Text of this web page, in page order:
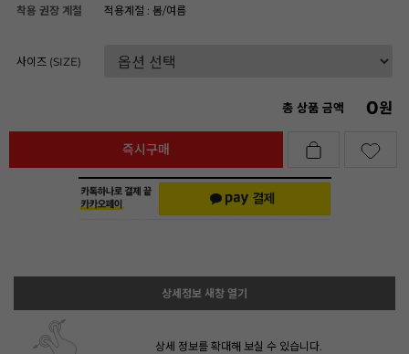
착용 권장 계절 적용계절 : 봄/여름
사이즈 (SIZE)
총 상품 금액 0원
즉시구매
상세정보 새창 열기
상세 정보를 확대해 보실 수 있습니다.